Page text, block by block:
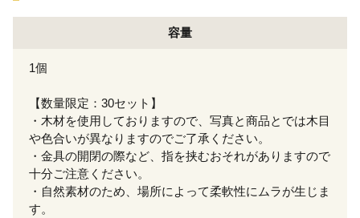
容量
1個
【数量限定：30セット】
・木材を使用しておりますので、写真と商品とでは木目
や色合いが異なりますのでご了承ください。
・金具の開閉の際など、指を挟むおそれがありますので
十分ご注意ください。
・自然素材のため、場所によって柔軟性にムラが生じま
す。